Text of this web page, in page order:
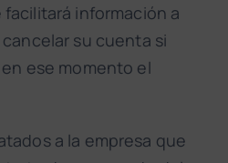
información a
su cuenta si
ese momento el
a la empresa que